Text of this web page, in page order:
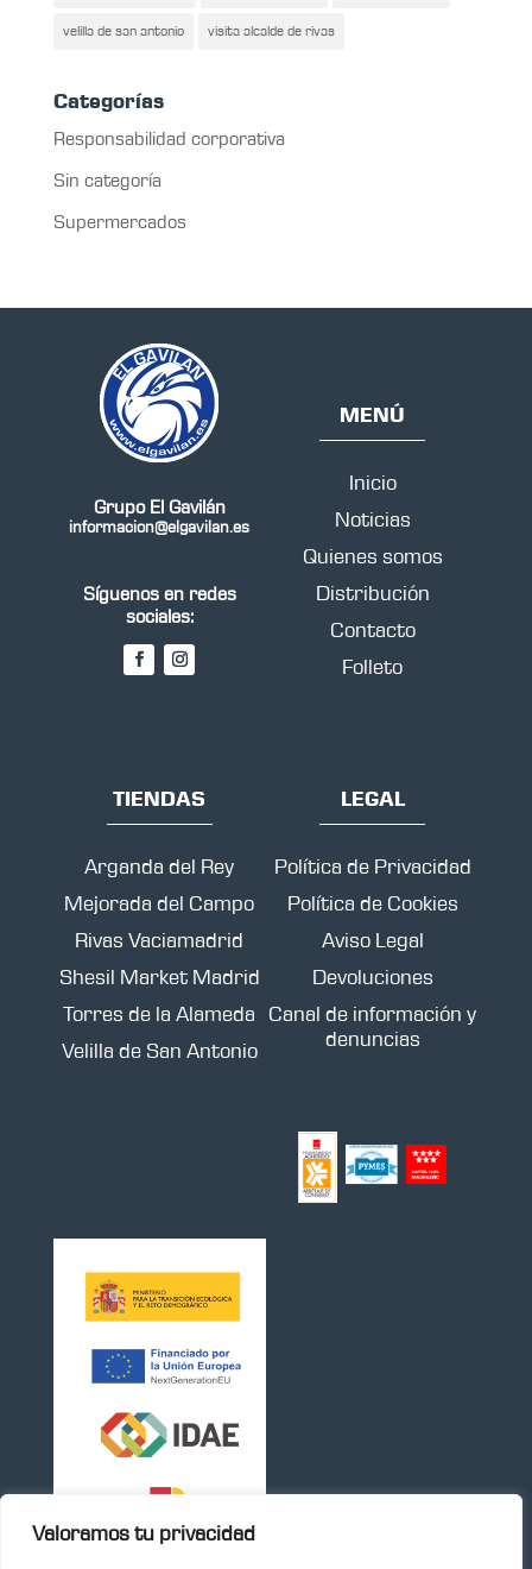
Valoramos tu privacidad
velilla de san antonio visita alcalde de rivas
Categorías
Responsabilidad corporativa
Sin categoría
Supermercados
Grupo El Gavilán
informacion@elgavilan.es
Síguenos en redes
sociales:
MENÚ
Inicio
Noticias
Quienes somos
Distribución
Contacto
Folleto
TIENDAS
Arganda del Rey
Mejorada del Campo
Rivas Vaciamadrid
Shesil Market Madrid
Torres de la Alameda
Velilla de San Antonio
LEGAL
Política de Privacidad
Política de Cookies
Aviso Legal
Devoluciones
Canal de información y
denuncias